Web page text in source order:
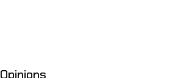
Opinions